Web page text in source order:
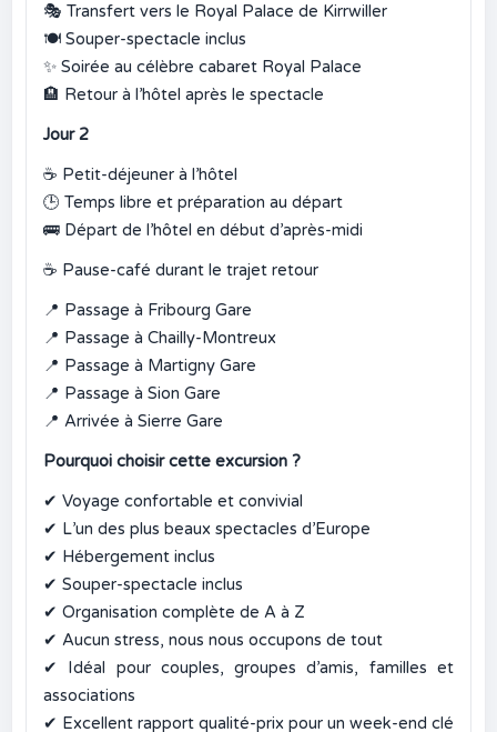
🎭 Transfert vers le Royal Palace de Kirrwiller
🍽️ Souper-spectacle inclus
✨ Soirée au célèbre cabaret Royal Palace
🏨 Retour à l’hôtel après le spectacle
Jour 2
☕ Petit-déjeuner à l’hôtel
🕒 Temps libre et préparation au départ
🚌 Départ de l’hôtel en début d’après-midi
☕ Pause-café durant le trajet retour
📍 Passage à Fribourg Gare
📍 Passage à Chailly-Montreux
📍 Passage à Martigny Gare
📍 Passage à Sion Gare
📍 Arrivée à Sierre Gare
Pourquoi choisir cette excursion ?
✔ Voyage confortable et convivial
✔ L’un des plus beaux spectacles d’Europe
✔ Hébergement inclus
✔ Souper-spectacle inclus
✔ Organisation complète de A à Z
✔ Aucun stress, nous nous occupons de tout
✔
Idéal pour couples, groupes d’amis, familles et
associations
✔ Excellent rapport qualité-prix pour un week-end clé